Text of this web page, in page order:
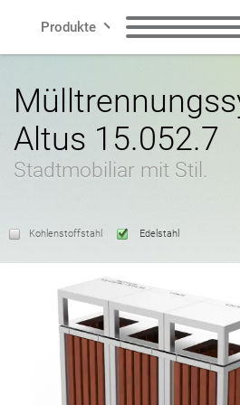
Produkte
Mülltrennungssysteme
Fahrradbereich
Pflanzkübel
Smart City
Polnisch
Altus 15.052.7
Stadtmobiliar mit Stil.
Kohlenstoffstahl Edelstahl